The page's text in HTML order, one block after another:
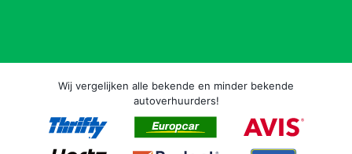
Wij vergelijken alle bekende en minder bekende
autoverhuurders!